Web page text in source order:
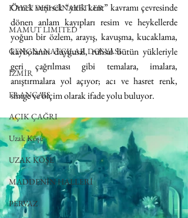
KAYIT DIŞI CİNAYETLER
MAMUT LIMITED
GENÇ SANATÇILAR DOSYASI
İZMİR
FRANÇAIS
AÇIK ÇAĞRI
Uzak Köşe
UZAK KÖŞE
MADDENİN HALLERİ
PERVAZ
Örnek verirsek “yitik kent” kavramı çevresinde
dönen anlam kayıpları resim ve heykellerde
yoğun bir özlem, arayış, kavuşma, kucaklama,
kaybolanın duygusal, ruhsal bütün yükleriyle
geri çağrılması gibi temalara, imalara,
anıştırmalara yol açıyor; acı ve hasret renk,
simge ve biçim olarak ifade yolu buluyor.